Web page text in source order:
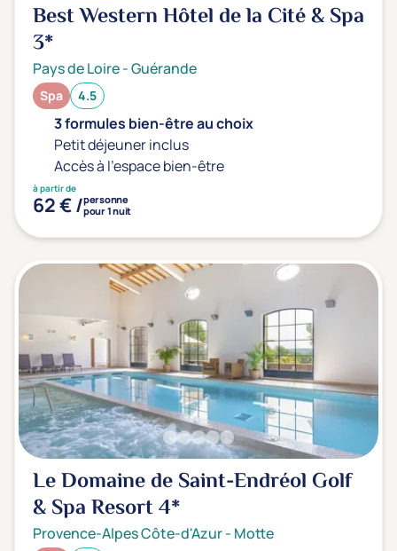
Best Western Hôtel de la Cité & Spa
3*
Pays de Loire-Guérande
Spa 4.5
3 formules bien-être au choix
Petit déjeuner inclus
Accès à l'espace bien-être
à partir de
62 € /personne
pour 1 nuit
Le Domaine de Saint-Endréol Golf
& Spa Resort4*
Provence-Alpes Côte-d'Azur- Motte